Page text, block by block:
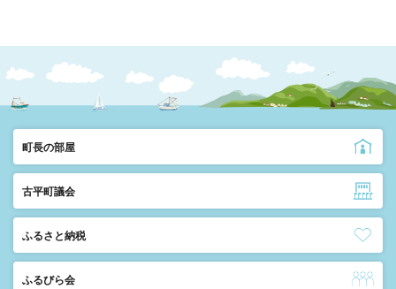
町長の部屋
古平町議会
ふるさと納税
ふるびら会